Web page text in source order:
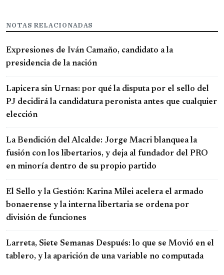
NOTAS RELACIONADAS
Expresiones de Iván Camaño, candidato a la
presidencia de la nación
Lapicera sin Urnas: por qué la disputa por el sello del
PJ decidirá la candidatura peronista antes que cualquier
elección
La Bendición del Alcalde: Jorge Macri blanquea la
fusión con los libertarios, y deja al fundador del PRO
en minoría dentro de su propio partido
El Sello y la Gestión: Karina Milei acelera el armado
bonaerense y la interna libertaria se ordena por
división de funciones
Larreta, Siete Semanas Después: lo que se Movió en el
tablero, y la aparición de una variable no computada